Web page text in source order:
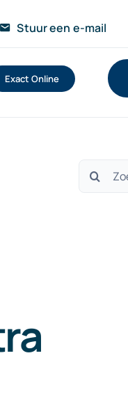
Stuur een e-mail
Exact Online
Zoeken